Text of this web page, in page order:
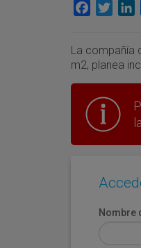
Facebook
La compañía
m2, planea
Nombre